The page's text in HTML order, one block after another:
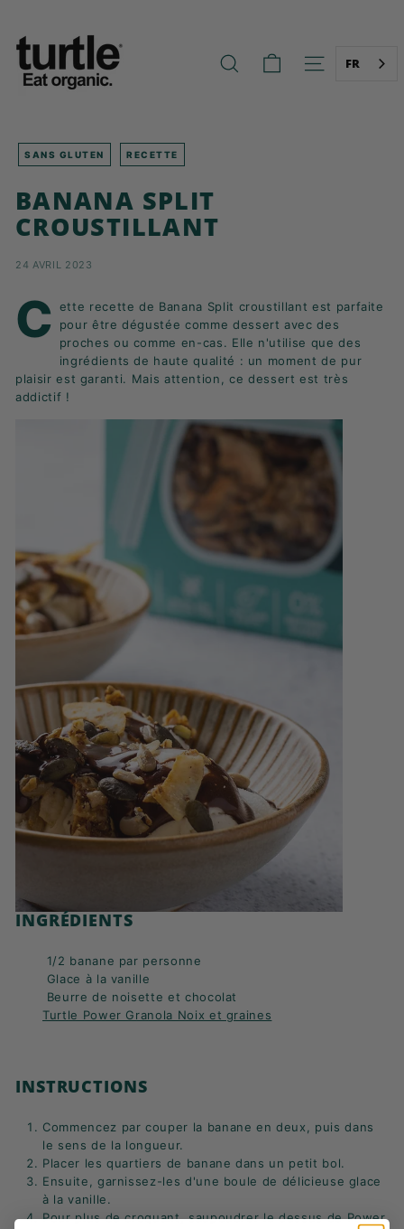
contenu
U
R
T
E
-
E
T
T
E
R
B
E
A
RECHERCHE FR
SANS GLUTEN RECETTE
BANANA SPLIT
CROUSTILLANT
24 AVRIL 2023
C
ette recette de Banana Split croustillant est parfaite
pour être dégustée comme dessert avec des
proches ou comme en-cas. Elle n'utilise que des
ingrédients de haute qualité : un moment de pur
plaisir est garanti. Mais attention, ce dessert est très
addictif !
INGRÉDIENTS
1/2 banane par personne
Glace à la vanille
Beurre de noisette et chocolat
Turtle Power Granola Noix et graines
INSTRUCTIONS
Commencez par couper la banane en deux, puis dans
le sens de la longueur.
Placer les quartiers de banane dans un petit bol.
Ensuite, garnissez-les d'une boule de délicieuse glace
à la vanille.
Pour plus de croquant, saupoudrer le dessus de Power